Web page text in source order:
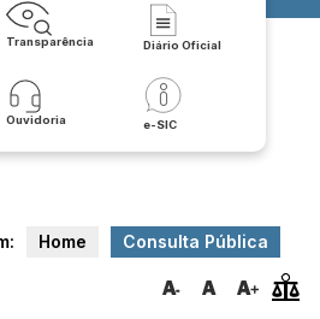
Transparência Diário Oficial
Ouvidoria e-SIC
Home Consulta Pública